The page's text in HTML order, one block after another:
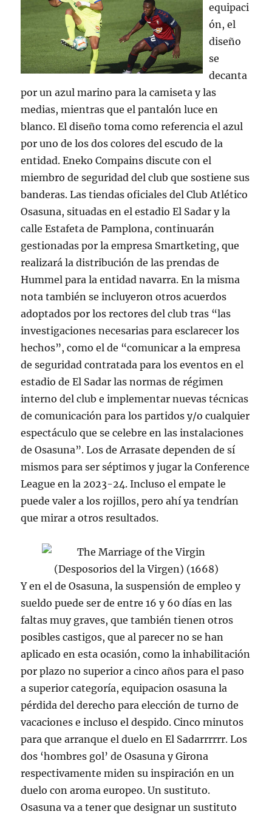
equipaci
ón, el
diseño
se
decanta
por un azul marino para la camiseta y las
medias, mientras que el pantalón luce en
blanco. El diseño toma como referencia el azul
por uno de los dos colores del escudo de la
entidad. Eneko Compains discute con el
miembro de seguridad del club que sostiene sus
banderas. Las tiendas oficiales del Club Atlético
Osasuna, situadas en el estadio El Sadar y la
calle Estafeta de Pamplona, continuarán
gestionadas por la empresa Smartketing, que
realizará la distribución de las prendas de
Hummel para la entidad navarra. En la misma
nota también se incluyeron otros acuerdos
adoptados por los rectores del club tras “las
investigaciones necesarias para esclarecer los
hechos”, como el de “comunicar a la empresa
de seguridad contratada para los eventos en el
estadio de El Sadar las normas de régimen
interno del club e implementar nuevas técnicas
de comunicación para los partidos y/o cualquier
espectáculo que se celebre en las instalaciones
de Osasuna”. Los de Arrasate dependen de sí
mismos para ser séptimos y jugar la Conference
League en la 2023-24. Incluso el empate le
puede valer a los rojillos, pero ahí ya tendrían
que mirar a otros resultados.
Y en el de Osasuna, la suspensión de empleo y
sueldo puede ser de entre 16 y 60 días en las
faltas muy graves, que también tienen otros
posibles castigos, que al parecer no se han
aplicado en esta ocasión, como la inhabilitación
por plazo no superior a cinco años para el paso
a superior categoría, equipacion osasuna la
pérdida del derecho para elección de turno de
vacaciones e incluso el despido. Cinco minutos
para que arranque el duelo en El Sadarrrrrr. Los
dos ‘hombres gol’ de Osasuna y Girona
respectivamente miden su inspiración en un
duelo con aroma europeo. Un sustituto.
Osasuna va a tener que designar un sustituto